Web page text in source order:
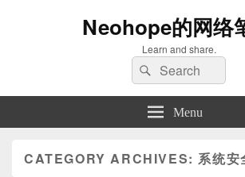
Neohope的网络
Learn and share.
Search
for:
Search
Menu
CATEGORY ARCHIVES:系统安